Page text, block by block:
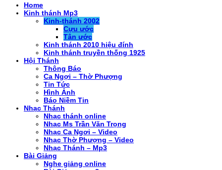
Home
Kinh thánh Mp3
Kinh-thánh 2002
Cựu ước
Tân ước
Kinh thánh 2010 hiệu đính
Kinh thánh truyền thống 1925
Hội Thánh
Thông Báo
Ca Ngợi – Thờ Phượng
Tin Tức
Hình Ảnh
Báo Niềm Tin
Nhạc Thánh
Nhạc thánh online
Nhạc Ms Trần Văn Trọng
Nhạc Ca Ngơi – Video
Nhạc Thờ Phượng – Video
Nhạc Thánh – Mp3
Bài Giảng
Nghe giảng online